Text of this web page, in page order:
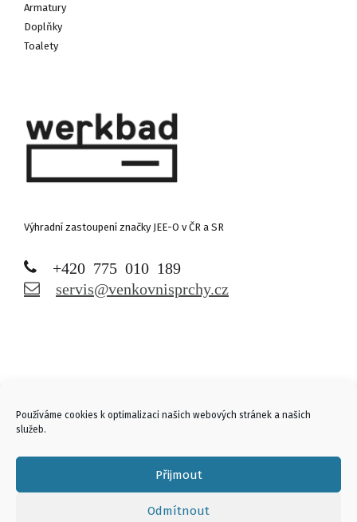
Používáme cookies k optimalizaci našich webových stránek a našich
služeb.
Přijmout
Odmítnout
Armatury
Doplňky
Toalety
Výhradní zastoupení značky JEE-O v ČR a SR
+420 775 010 189
servis@venkovnisprchy.cz
Links